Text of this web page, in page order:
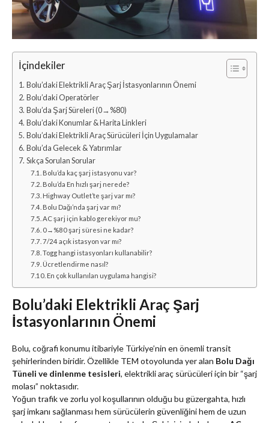
İçindekiler
Bolu’daki Elektrikli Araç Şarj İstasyonlarının Önemi
Bolu’daki Operatörler
Bolu’da Şarj Süreleri (0→%80)
Bolu’daki Konumlar & Harita Linkleri
Bolu’daki Elektrikli Araç Sürücüleri İçin Uygulamalar
Bolu’da Gelecek & Yatırımlar
Sıkça Sorulan Sorular
Bolu’da kaç şarj istasyonu var?
Bolu’da En hızlı şarj nerede?
Highway Outlet’te şarj var mı?
Bolu Dağı’nda şarj var mı?
AC şarj için kablo gerekiyor mu?
0→%80 şarj süresi ne kadar?
7/24 açık istasyon var mı?
Togg hangi istasyonları kullanabilir?
Ücretlendirme nasıl?
En çok kullanılan uygulama hangisi?
Bolu’daki Elektrikli Araç Şarj
İstasyonlarının Önemi
Bolu, coğrafi konumu itibariyle Türkiye’nin en önemli transit
şehirlerinden biridir. Özellikle TEM otoyolunda yer alan Bolu Dağı
Tüneli ve dinlenme tesisleri, elektrikli araç sürücüleri için bir “şarj
molası” noktasıdır.
Yoğun trafik ve zorlu yol koşullarının olduğu bu güzergahta, hızlı
şarj imkanı sağlanması hem sürücülerin güvenliğini hem de uzun